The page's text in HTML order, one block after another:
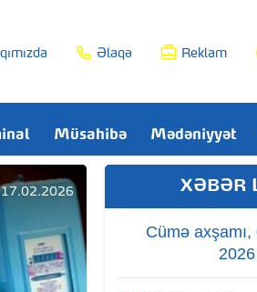
Əlaqə Reklam
Müsahibə Mədəniyyət
17.02.2026 XƏBƏR
Cümə
2026